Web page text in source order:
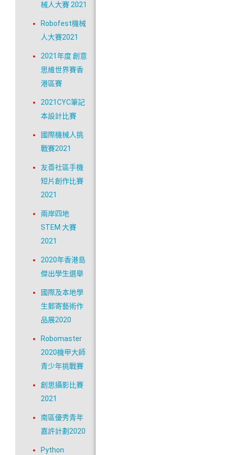
械人大賽 2021
Robofest機械
人大賽2021
2021年度 創意
思維世界賽香
港區賽
2021CYC筆記
本設計比賽
國際機械人挑
戰賽2021
友善社區手機
短片創作比賽
2021
兩岸四地
STEM 大賽
2021
2020年香港島
傑出學生選舉
國際及本地學
生郵寄藝術作
品展2020
Robomaster
2020機甲大師
青少年挑戰賽
創思攝影比賽
2021
南區優秀青年
嘉許計劃2020
Python